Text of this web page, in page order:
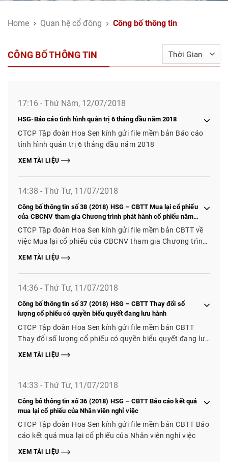
Home Quan hệ cổ đông Công bố thông tin
CÔNG BỐ THÔNG TIN
17:16 - Thứ Năm, 12/07/2018
HSG-Báo cáo tình hình quản trị 6 tháng đầu năm 2018
CTCP Tập đoàn Hoa Sen kính gửi file mềm bản Báo cáo
tình hình quản trị 6 tháng đầu năm 2018
XEM TÀI LIỆU
14:38 - Thứ Tư, 11/07/2018
Công bố thông tin số 38 (2018) HSG – CBTT Mua lại cổ phiếu
của CBCNV tham gia Chương trình phát hành cổ phiếu năm
2017 nghỉ việc để làm cổ phiếu quỹ
CTCP Tập đoàn Hoa Sen kính gửi file mềm bản CBTT về
việc Mua lại cổ phiếu của CBCNV tham gia Chương trình
phát hành cổ phiếu năm 2017 nghỉ việc để làm cổ phiếu
XEM TÀI LIỆU
14:36 - Thứ Tư, 11/07/2018
Công bố thông tin số 37 (2018) HSG – CBTT Thay đổi số
lượng cổ phiếu có quyền biểu quyết đang lưu hành
CTCP Tập đoàn Hoa Sen kính gửi file mềm bản CBTT
Thay đổi số lượng cổ phiếu có quyền biểu quyết đang lưu
XEM TÀI LIỆU
14:33 - Thứ Tư, 11/07/2018
Công bố thông tin số 36 (2018) HSG – CBTT Báo cáo kết quả
mua lại cổ phiếu của Nhân viên nghỉ việc
CTCP Tập đoàn Hoa Sen kính gửi file mềm bản CBTT Báo
cáo kết quả mua lại cổ phiếu của Nhân viên nghỉ việc
XEM TÀI LIỆU